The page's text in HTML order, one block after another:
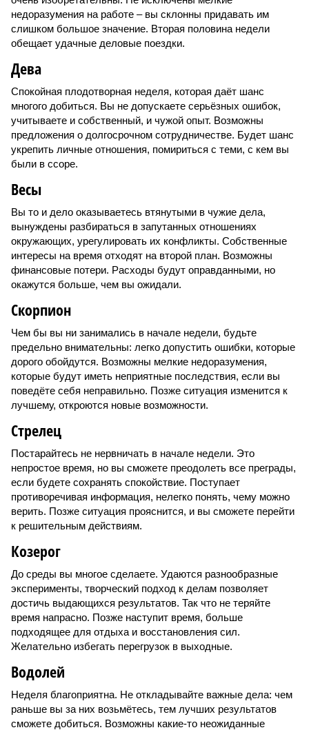
недоразумения на работе – вы склонны придавать им
слишком большое значение. Вторая половина недели
обещает удачные деловые поездки.
Дева
Спокойная плодотворная неделя, которая даёт шанс
многого добиться. Вы не допускаете серьёзных ошибок,
учитываете и собственный, и чужой опыт. Возможны
предложения о долгосрочном сотрудничестве. Будет шанс
укрепить личные отношения, помириться с теми, с кем вы
были в ссоре.
Весы
Вы то и дело оказываетесь втянутыми в чужие дела,
вынуждены разбираться в запутанных отношениях
окружающих, урегулировать их конфликты. Собственные
интересы на время отходят на второй план. Возможны
финансовые потери. Расходы будут оправданными, но
окажутся больше, чем вы ожидали.
Скорпион
Чем бы вы ни занимались в начале недели, будьте
предельно внимательны: легко допустить ошибки, которые
дорого обойдутся. Возможны мелкие недоразумения,
которые будут иметь неприятные последствия, если вы
поведёте себя неправильно. Позже ситуация изменится к
лучшему, откроются новые возможности.
Стрелец
Постарайтесь не нервничать в начале недели. Это
непростое время, но вы сможете преодолеть все преграды,
если будете сохранять спокойствие. Поступает
противоречивая информация, нелегко понять, чему можно
верить. Позже ситуация прояснится, и вы сможете перейти
к решительным действиям.
Козерог
До среды вы многое сделаете. Удаются разнообразные
эксперименты, творческий подход к делам позволяет
достичь выдающихся результатов. Так что не теряйте
время напрасно. Позже наступит время, больше
подходящее для отдыха и восстановления сил.
Желательно избегать перегрузок в выходные.
Водолей
Неделя благоприятна. Не откладывайте важные дела: чем
раньше вы за них возьмётесь, тем лучших результатов
сможете добиться. Возможны какие-то неожиданные